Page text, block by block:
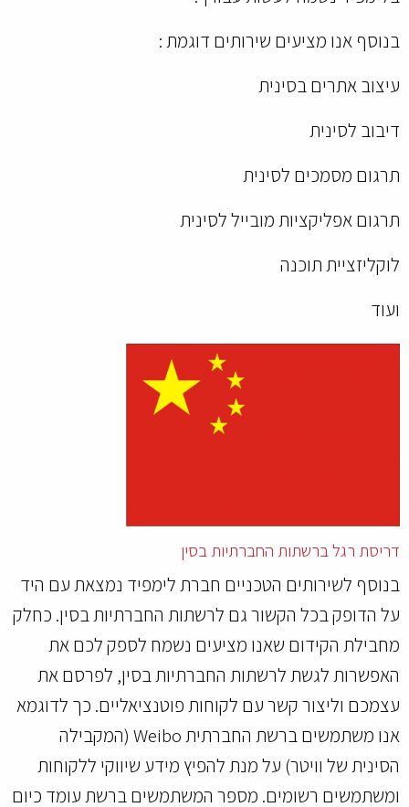
בנוסף אנו מציעים שירותים דוגמת :
עיצוב אתרים בסינית
דיבוב לסינית
תרגום מסמכים לסינית
תרגום אפליקציות מובייל לסינית
לוקליזציית תוכנה
ועוד
דריסת רגל ברשתות החברתיות בסין
בנוסף לשירותים הטכניים חברת לימפיד נמצאת עם היד
על הדופק בכל הקשור גם לרשתות החברתיות בסין. כחלק
מחבילת הקידום שאנו מציעים נשמח לספק לכם את
האפשרות לגשת לרשתות החברתיות בסין, לפרסם את
עצמכם וליצור קשר עם לקוחות פוטנציאליים. כך לדוגמא
אנו משתמשים ברשת החברתית Weibo (המקבילה
הסינית של וויטר) על מנת להפיץ מידע שיווקי ללקוחות
ומשתמשים רשומים. מספר המשתמשים ברשת עומד כיום